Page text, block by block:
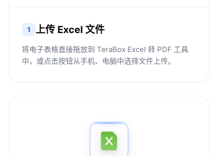
1 上传 Excel 文件
将电子表格直接拖放到 TeraBox Excel 转 PDF 工具
中，或点击按钮从手机、电脑中选择文件上传。